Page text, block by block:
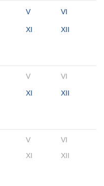
V VI
XI XII
V VI
XI XII
V
VI
XI XII